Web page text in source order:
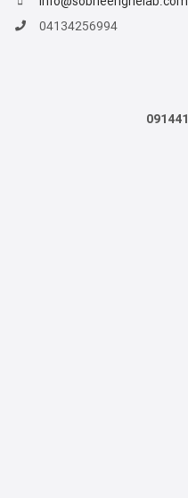
04134256994